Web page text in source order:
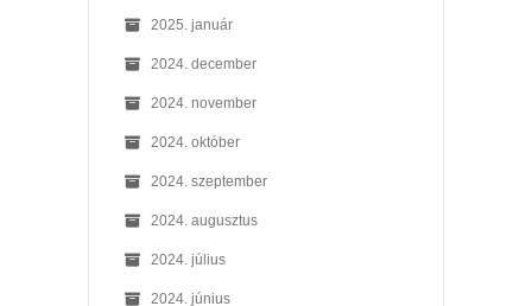
2025. január
2024. december
2024. november
2024. október
2024. szeptember
2024. augusztus
2024. július
2024. június